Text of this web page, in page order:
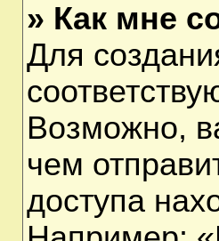
» Как мне
Для
Возможно,
чем
доступа